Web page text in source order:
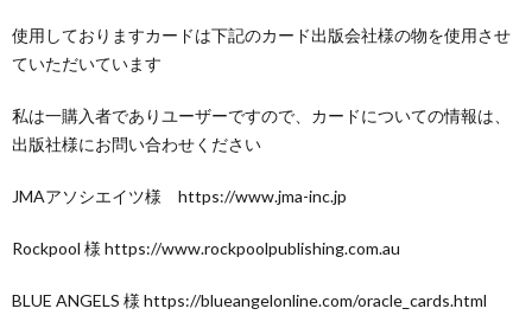
使用しておりますカードは下記のカード出版会社様の物を使用させ
ていただいています
私は一購入者でありユーザーですので、カードについての情報は、
出版社様にお問い合わせください
JMAアソシエイツ様 https://www.jma-inc.jp
Rockpool 様 https://www.rockpoolpublishing.com.au
BLUE ANGELS 様 https://blueangelonline.com/oracle_cards.html